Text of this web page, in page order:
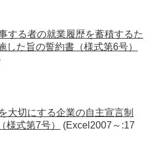
する者の就業履歴を蓄積するた
した旨の誓約書（様式第6号）
大切にする企業の自主宣言制
様式第7号）
(Excel2007～:17